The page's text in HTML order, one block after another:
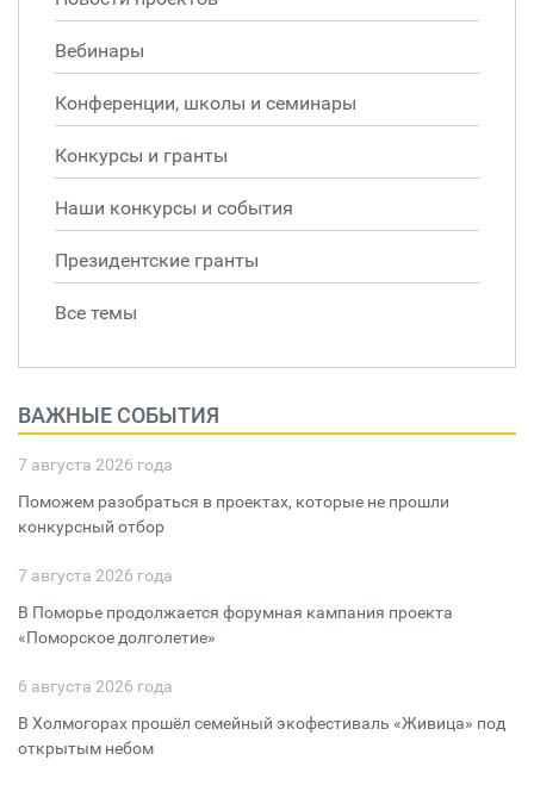
Вебинары
Конференции, школы и семинары
Конкурсы и гранты
Наши конкурсы и события
Президентские гранты
Все темы
ВАЖНЫЕ СОБЫТИЯ
7 августа 2026 года
Поможем разобраться в проектах, которые не прошли
конкурсный отбор
7 августа 2026 года
В Поморье продолжается форумная кампания проекта
«Поморское долголетие»
6 августа 2026 года
В Холмогорах прошёл семейный экофестиваль «Живица» под
открытым небом